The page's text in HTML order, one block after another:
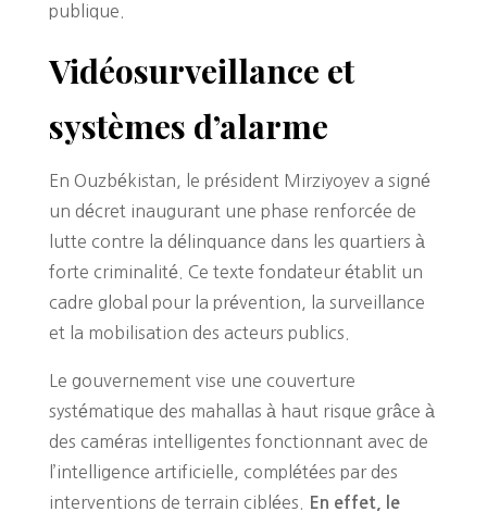
publique.
Vidéosurveillance et
systèmes d’alarme
En Ouzbékistan, le président Mirziyoyev a signé
un décret inaugurant une phase renforcée de
lutte contre la délinquance dans les quartiers à
forte criminalité. Ce texte fondateur établit un
cadre global pour la prévention, la surveillance
et la mobilisation des acteurs publics.
Le gouvernement vise une couverture
systématique des mahallas à haut risque grâce à
des caméras intelligentes fonctionnant avec de
l’intelligence artificielle, complétées par des
interventions de terrain ciblées.
En effet, le